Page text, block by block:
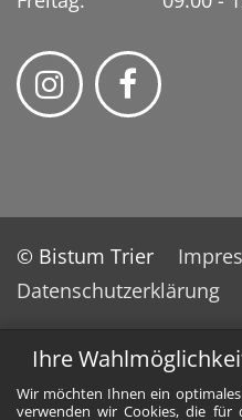
Ihre
Wir möchten Ihnen ein
verwenden wir Cookies, die für
© Bistum Trier
Datenschutzerklärung